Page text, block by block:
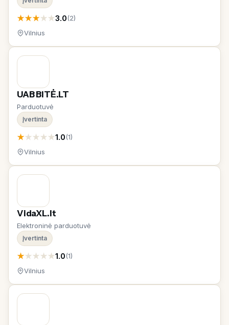
★★★★★3.0(2)
Vilnius
UAB BITĖ.LT
Parduotuvė
Įvertinta
★★★★★1.0(1)
Vilnius
VidaXL.lt
Elektroninė parduotuvė
Įvertinta
★★★★★1.0(1)
Vilnius